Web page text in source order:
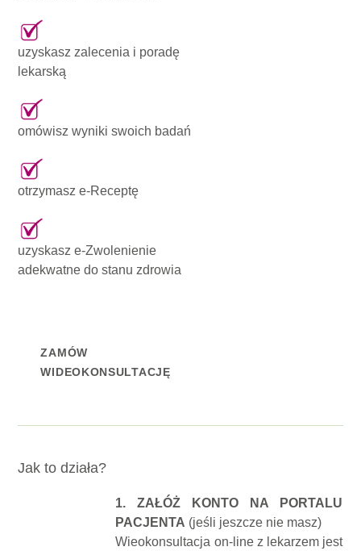
uzyskasz zalecenia i poradę
lekarską
omówisz wyniki swoich badań
otrzymasz e-Receptę
uzyskasz e-Zwolenienie
adekwatne do stanu zdrowia
ZAMÓW
WIDEOKONSULTACJĘ
Jak to działa?
1. ZAŁÓŻ KONTO NA PORTALU
PACJENTA (jeśli jeszcze nie masz)
Wieokonsultacja on-line z lekarzem jest